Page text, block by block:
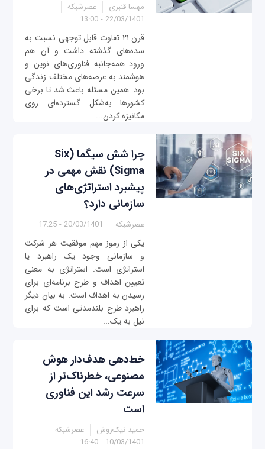
مهسا قنبری
عصرشبکه
22/03/1401 - 13:00
قرن ۲۱ تفاوت قابل توجهی نسبت به
سده‌های گذشته داشت و آن هم
ورود همه‌جانبه فناوری‌های نوین و
هوشمند به عرصه‌های مختلف زندگی
بود. همین مسئله باعث شد تا برخی
کشورها به‌شکل گسترده‌ای روی
مکانیزه کردن...
چرا شش سیگما (Six
Sigma) نقش مهمی در
پیشبرد استراتژی‌های
سازمانی دارد؟
عصرشبکه 20/03/1401 - 17:25
یکی از رموز مهم موفقیت هر شرکت
و سازمانی وجود یک راهبرد یا
استراتژی است. استراتژی به معنی
تعیین اهداف و طرح برنامه‌ای برای
رسیدن به اهداف است. به بیان دیگر
راهبرد طرح بلندمدتی است که برای
نیل به یک...
خط‌دهی هدف‌دار هوش
مصنوعی، خطرناک‌تر از
سرعت رشد این فناوری
است
حمید نیک‌‌روش
عصرشبکه
10/03/1401 - 16:40